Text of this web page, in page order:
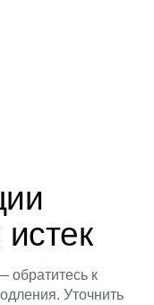
обратитесь к
Уточнить